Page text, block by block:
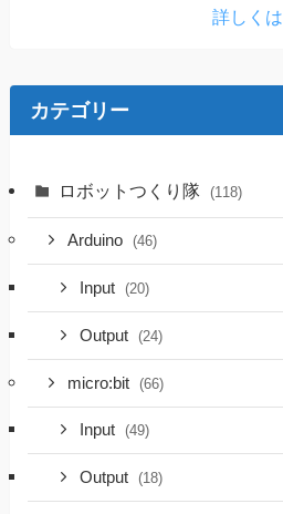
詳しくは
カテゴリー
ロボットつくり隊 (118)
Arduino (46)
Input (20)
Output (24)
micro:bit (66)
Input (49)
Output (18)